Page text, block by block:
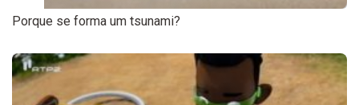
Porque se forma um tsunami?